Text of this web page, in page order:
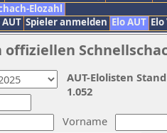
Elozahl
Spieler anmelden Elo AUT
Vorname
AUT-Elolisten
1.052